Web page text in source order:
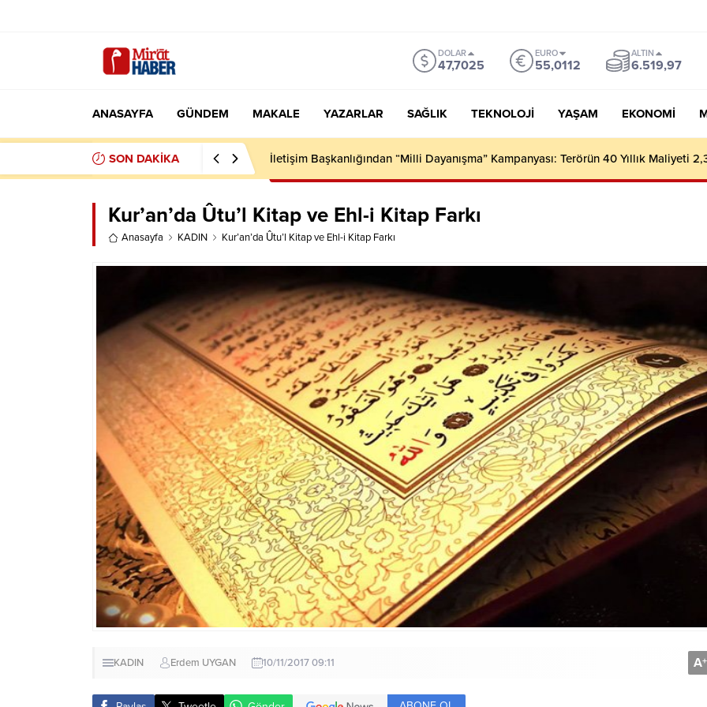
DOLAR
47,7025
EURO
55,0112
ALTIN
6.519,97
ANASAYFA GÜNDEM MAKALE YAZARLAR SAĞLIK TEKNOLOJI YAŞAM EKONOMI
SON DAKİKA KARDEŞLİK
Kur’an’da Ûtu’l Kitap ve Ehl-i Kitap Farkı
Anasayfa KADIN Kur’an’da Ûtu’l Kitap ve Ehl-i Kitap Farkı
KADIN Erdem UYGAN 10/11/2017 09:11 A+